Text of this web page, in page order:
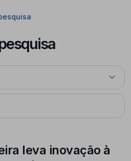
leva inovação à